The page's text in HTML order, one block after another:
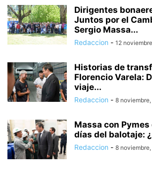
Dirigentes
Juntos por el
Sergio Massa...
Redaccion - 12
Historias de
Florencio Varela:
viaje...
Redaccion - 8
Massa con Pymes
días del balotaje:
Redaccion - 8